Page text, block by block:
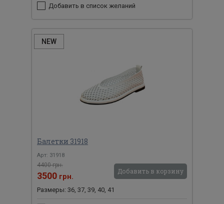
Добавить в список желаний
NEW
Балетки 31918
Арт: 31918
4400 грн.
3500 грн.
Добавить в корзину
Размеры: 36, 37, 39, 40, 41